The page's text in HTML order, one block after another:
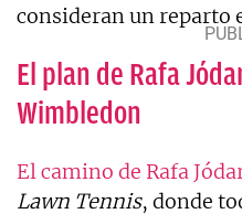
consideran un reparto
El plan de Rafa
Wimbledon
El camino de Rafa
Lawn Tennis, donde